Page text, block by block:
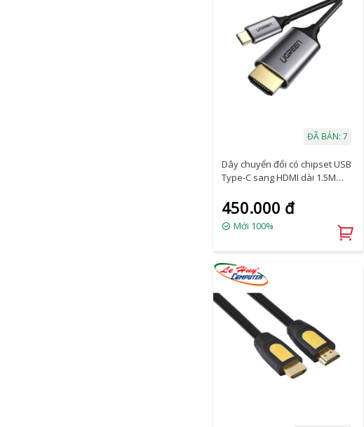
ĐÃ BÁN: 7
Dây chuyển đổi có chipset USB
Type-C sang HDMI dài 1.5M
450.000 đ
Mới 100%